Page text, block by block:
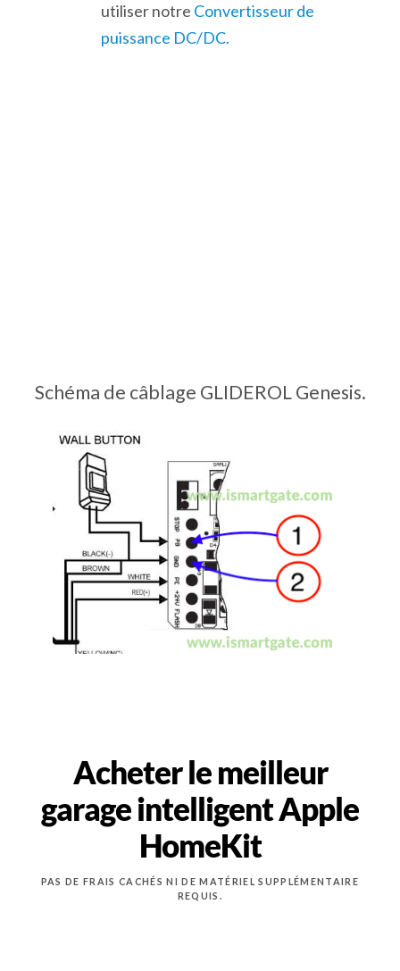
utiliser notre Convertisseur de
puissance DC/DC.
Schéma de câblage GLIDEROL Genesis.
Acheter le meilleur
garage intelligent Apple
HomeKit
PAS DE FRAIS CACHÉS NI DE MATÉRIEL SUPPLÉMENTAIRE
REQUIS.